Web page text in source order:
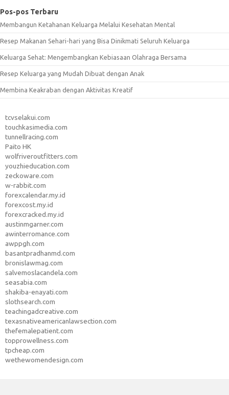
Pos-pos Terbaru
Membangun Ketahanan Keluarga Melalui Kesehatan Mental
Resep Makanan Sehari-hari yang Bisa Dinikmati Seluruh Keluarga
Keluarga Sehat: Mengembangkan Kebiasaan Olahraga Bersama
Resep Keluarga yang Mudah Dibuat dengan Anak
Membina Keakraban dengan Aktivitas Kreatif
tcvselakui.com
touchkasimedia.com
tunnellracing.com
Paito HK
wolfriveroutfitters.com
youzhieducation.com
zeckoware.com
w-rabbit.com
forexcalendar.my.id
forexcost.my.id
forexcracked.my.id
austinmgarner.com
awinterromance.com
awppgh.com
basantpradhanmd.com
bronislawmag.com
salvemoslacandela.com
seasabia.com
shakiba-enayati.com
slothsearch.com
teachingadcreative.com
texasnativeamericanlawsection.com
thefemalepatient.com
topprowellness.com
tpcheap.com
wethewomendesign.com